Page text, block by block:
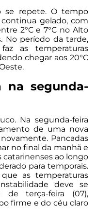
se repete. O tempo
gelado, com
2°C e 7°C no Alto
No período da tarde,
as temperaturas
chegar aos 20°C
na segunda-
Na segunda-feira
de uma nova
Pancadas
no final da manhã e
catarinenses ao longo
para temporais.
as temperaturas
deve se
terça-feira (07),
firme e do céu claro